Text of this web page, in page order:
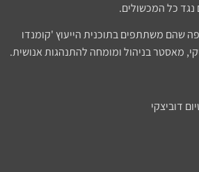
כל המכשולים.
שהם משתתפים בתוכנית הייעוץ 'קומנדו
מאסטר בניהול ומומחה להתנהגות אנושית.
דוביצקי